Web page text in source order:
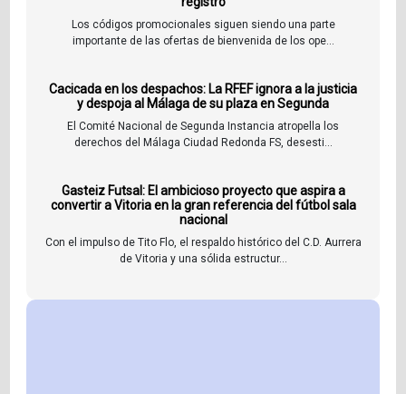
Los códigos promocionales siguen siendo una parte
importante de las ofertas de bienvenida de los ope...
Cacicada en los despachos: La RFEF ignora a la justicia
y despoja al Málaga de su plaza en Segunda
El Comité Nacional de Segunda Instancia atropella los
derechos del Málaga Ciudad Redonda FS, desesti...
Gasteiz Futsal: El ambicioso proyecto que aspira a
convertir a Vitoria en la gran referencia del fútbol sala
nacional
Con el impulso de Tito Flo, el respaldo histórico del C.D. Aurrera
de Vitoria y una sólida estructur...